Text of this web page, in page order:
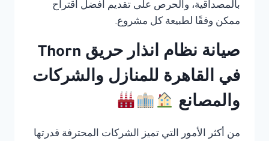
بالمصداقية، والحرص على تقديم أفضل اقتراح
ممكن وفقًا لطبيعة كل مشروع.
صيانة نظام انذار حريق Thorn
في القاهرة للمنازل والشركات
والمصانع
من أكثر الأمور التي تميز الشركات المحترفة قدرتها